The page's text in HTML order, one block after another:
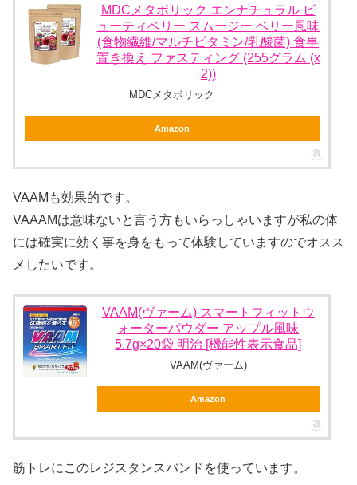
MDCメタボリック エンナチュラル ビ
ューティベリー スムージー ベリー風味
(食物繊維/マルチビタミン/乳酸菌) 食事
置き換え ファスティング (255グラム (x
2))
MDCメタボリック
Amazon
VAAMも効果的です。
VAAAMは意味ないと言う方もいらっしゃいますが私の体
には確実に効く事を身をもって体験していますのでオスス
メしたいです。
VAAM(ヴァーム) スマートフィットウ
ォーターパウダー アップル風味
5.7g×20袋 明治 [機能性表示食品]
VAAM(ヴァーム)
Amazon
筋トレにこのレジスタンスバンドを使っています。